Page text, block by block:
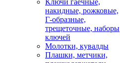
Ключи гаечные,
накидные, рожковые,
Г-образные,
трещеточные, наборы
ключей
Молотки, кувалды
Плашки, метчики,